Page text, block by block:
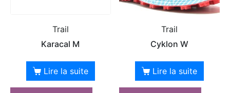
Trail
Karacal M
Lire la suite
Trail
Cyklon W
Lire la suite